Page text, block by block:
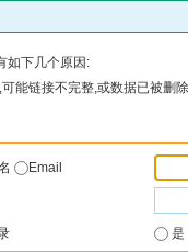
如下几个原因:
能链接不完整,或数据已被删
Email